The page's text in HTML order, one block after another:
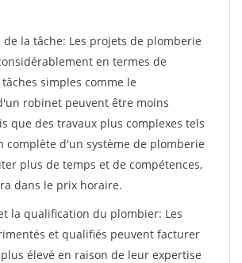
de la tâche: Les projets de plomberie
en termes de
simples comme le
robinet peuvent être moins
que des travaux plus complexes tels
complète d'un système de plomberie
plus de temps et de compétences,
dans le prix horaire.
la qualification du plombier: Les
et qualifiés peuvent facturer
élevé en raison de leur expertise